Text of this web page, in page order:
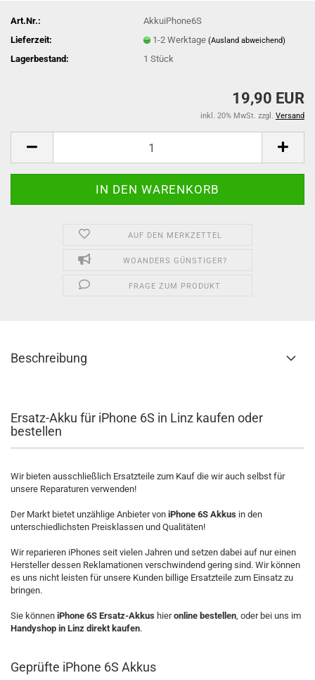
Art.Nr.:
AkkuiPhone6S
Lieferzeit:
1-2 Werktage(Ausland abweichend)
Lagerbestand: 1Stück
19,90 EUR
inkl. 20% MwSt. zzgl. Versand
AUF DEN MERKZETTEL
WOANDERS GÜNSTIGER?
FRAGE ZUM PRODUKT
Beschreibung
Ersatz-Akku für iPhone 6S in Linz kaufen oder
bestellen
Wir bieten ausschließlich Ersatzteile zum Kauf die wir auch selbst für
unsere Reparaturen verwenden!
Der Markt bietet unzählige Anbieter von iPhone 6S Akkus in den
unterschiedlichsten Preisklassen und Qualitäten!
Wir reparieren iPhones seit vielen Jahren und setzen dabei auf nur einen
Hersteller dessen Reklamationen verschwindend gering sind. Wir können
es uns nicht leisten für unsere Kunden billige Ersatzteile zum Einsatz zu
bringen.
Sie können iPhone 6S Ersatz-Akkus hieronline bestellen, oder bei uns im
Handyshop in Linz direkt kaufen.
Geprüfte iPhone 6S Akkus